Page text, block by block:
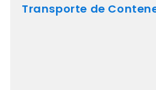
Transporte de